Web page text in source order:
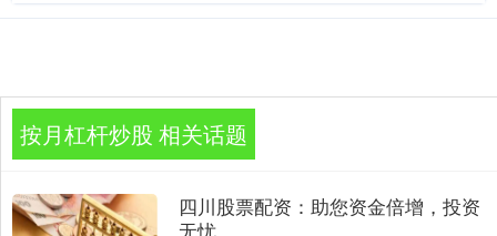
按月杠杆炒股 相关话题
四川股票配资：助您资金倍增，投资
无忧